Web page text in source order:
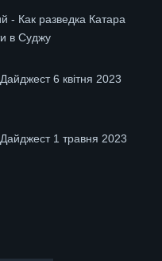
- Как разведка Катара
в Суджу
6 квітня 2023
1 травня 2023